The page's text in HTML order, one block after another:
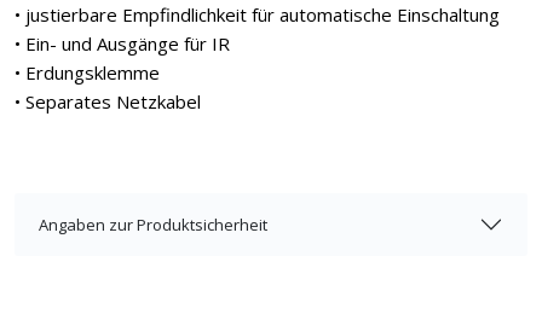
• justierbare Empfindlichkeit für automatische Einschaltung
• Ein- und Ausgänge für IR
• Erdungsklemme
• Separates Netzkabel
Angaben zur Produktsicherheit